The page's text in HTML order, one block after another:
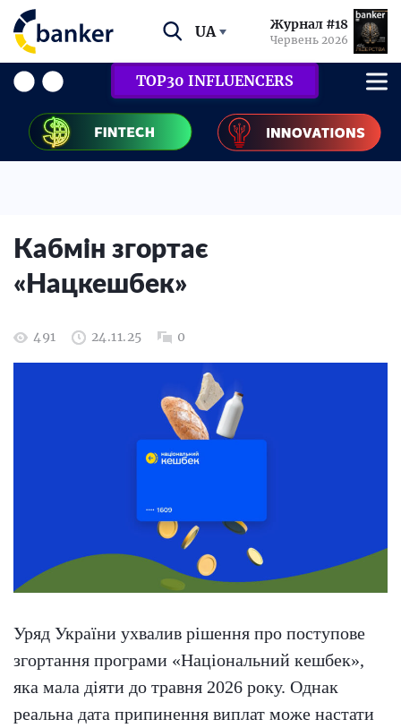
UA Журнал #18
Червень 2026
TOP30 INFLUENCERS
Кабмін згортає
«Нацкешбек»
491 24.11.25 0
Уряд України ухвалив рішення про поступове
згортання програми «Національний кешбек»,
яка мала діяти до травня 2026 року. Однак
реальна дата припинення виплат може настати